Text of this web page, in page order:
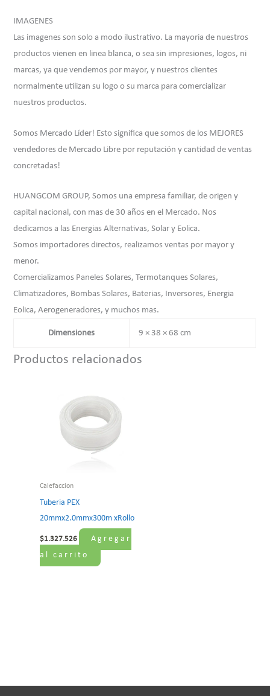
IMAGENES
Las imagenes son solo a modo ilustrativo. La mayoria de nuestros
productos vienen en linea blanca, o sea sin impresiones, logos, ni
marcas, ya que vendemos por mayor, y nuestros clientes
normalmente utilizan su logo o su marca para comercializar
nuestros productos.
Somos Mercado Líder! Esto significa que somos de los MEJORES
vendedores de Mercado Libre por reputación y cantidad de ventas
concretadas!
HUANGCOM GROUP, Somos una empresa familiar, de origen y
capital nacional, con mas de 30 años en el Mercado. Nos
dedicamos a las Energias Alternativas, Solar y Eolica.
Somos importadores directos, realizamos ventas por mayor y
menor.
Comercializamos Paneles Solares, Termotanques Solares,
Climatizadores, Bombas Solares, Baterias, Inversores, Energia
Eolica, Aerogeneradores, y muchos mas.
Dimensiones 9 × 38 × 68 cm
Productos relacionados
Calefaccion
Tuberia PEX
20mmx2.0mmx300m xRollo
$1.327.526
Agregar
al carrito